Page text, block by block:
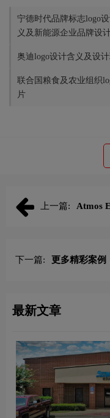
宁德时代品牌标志logo
义及新能源企业品牌设
奥迪logo设计含义及设
联合国粮食及农业组织
片
上一篇:
Atmos
下一篇: 更多精彩案例
最新文章